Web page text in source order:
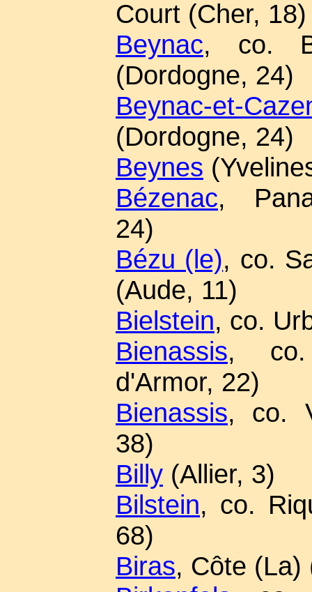
Court (Cher, 18)
Beynac, co.
(Dordogne, 24)
Beynac-et-
(Dordogne, 24)
Beynes
Bézenac,
24)
Bézu (le), co.
(Aude, 11)
Bielstein, co.
Bienassis, co.
d'Armor, 22)
Bienassis, co.
38)
Billy (Allier, 3)
Bilstein, co.
68)
Biras, Côte (La)